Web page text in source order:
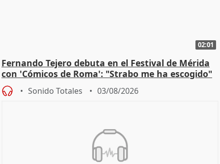
02:01
Fernando Tejero debuta en el Festival de Mérida
con 'Cómicos de Roma': "Strabo me ha escogido"
Sonido Totales 03/08/2026